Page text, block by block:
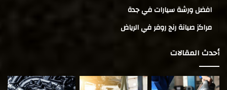
افضل ورشة سيارات في جدة
مراكز صيانة رنج روفر في الرياض
أحدث المقالات